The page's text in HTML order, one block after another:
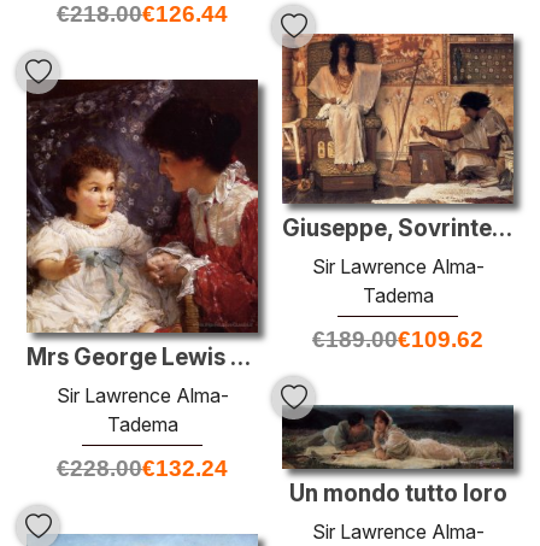
€218.00€126.44
Giuseppe, Sovrintendente di Faraone granai
Sir Lawrence Alma-
Tadema
€189.00€109.62
Mrs George Lewis e sua figlia Elisabetta
Sir Lawrence Alma-
Tadema
€228.00€132.24
Un mondo tutto loro
Sir Lawrence Alma-